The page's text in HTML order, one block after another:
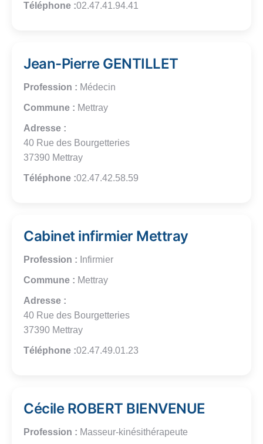
Téléphone :02.47.41.94.41
Jean-Pierre GENTILLET
Profession : Médecin
Commune : Mettray
Adresse :
40 Rue des Bourgetteries
37390 Mettray
Téléphone :02.47.42.58.59
Cabinet infirmier Mettray
Profession : Infirmier
Commune : Mettray
Adresse :
40 Rue des Bourgetteries
37390 Mettray
Téléphone :02.47.49.01.23
Cécile ROBERT BIENVENUE
Profession : Masseur-kinésithérapeute